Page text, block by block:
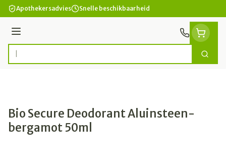
Ga naar de inhoud
Apothekersadvies Snelle beschikbaarheid
Menu
Product, merk, categorie... Zoek
Bio Secure Deodorant Aluinsteen-
bergamot 50ml